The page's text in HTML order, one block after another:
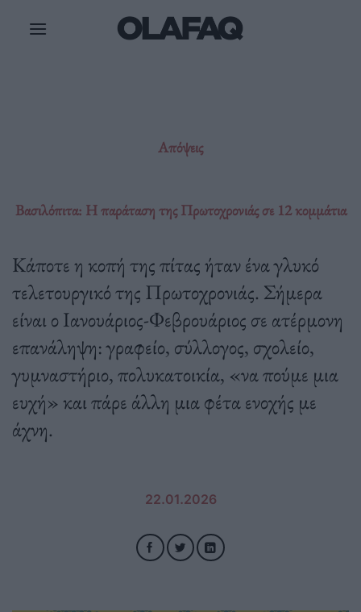
Απόψεις
Βασιλόπιτα: Η παράταση της Πρωτοχρονιάς σε 12 κομμάτια
Κάποτε η κοπή της πίτας ήταν ένα γλυκό
τελετουργικό της Πρωτοχρονιάς. Σήμερα
είναι ο Ιανουάριος-Φεβρουάριος σε ατέρμονη
επανάληψη: γραφείο, σύλλογος, σχολείο,
γυμναστήριο, πολυκατοικία, «να πούμε μια
ευχή» και πάρε άλλη μια φέτα ενοχής με
άχνη.
22.01.2026